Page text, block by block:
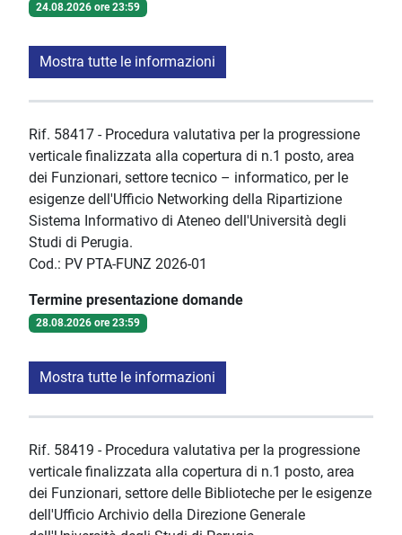
24.08.2026 ore 23:59
Mostra tutte le informazioni
Rif. 58417 - Procedura valutativa per la progressione
verticale finalizzata alla copertura di n.1 posto, area
dei Funzionari, settore tecnico – informatico, per le
esigenze dell'Ufficio Networking della Ripartizione
Sistema Informativo di Ateneo dell'Università degli
Studi di Perugia.
Cod.: PV PTA-FUNZ 2026-01
Termine presentazione domande
28.08.2026 ore 23:59
Mostra tutte le informazioni
Rif. 58419 - Procedura valutativa per la progressione
verticale finalizzata alla copertura di n.1 posto, area
dei Funzionari, settore delle Biblioteche per le esigenze
dell'Ufficio Archivio della Direzione Generale